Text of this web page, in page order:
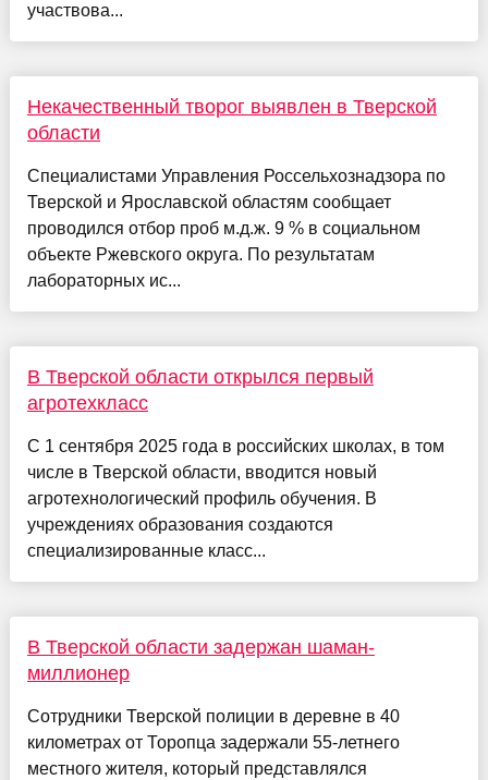
участвова...
Некачественный творог выявлен в Тверской
области
Специалистами Управления Россельхознадзора по
Тверской и Ярославской областям сообщает
проводился отбор проб м.д.ж. 9 % в социальном
объекте Ржевского округа. По результатам
лабораторных ис...
В Тверской области открылся первый
агротехкласс
С 1 сентября 2025 года в российских школах, в том
числе в Тверской области, вводится новый
агротехнологический профиль обучения. В
учреждениях образования создаются
специализированные класс...
В Тверской области задержан шаман-
миллионер
Сотрудники Тверской полиции в деревне в 40
километрах от Торопца задержали 55-летнего
местного жителя, который представлялся